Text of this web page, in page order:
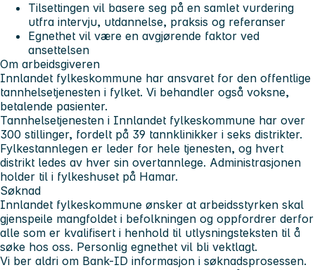
Tilsettingen vil basere seg på en samlet vurdering
utfra intervju, utdannelse, praksis og referanser
Egnethet vil være en avgjørende faktor ved
ansettelsen
Om arbeidsgiveren
Innlandet fylkeskommune har ansvaret for den offentlige
tannhelsetjenesten i fylket. Vi behandler også voksne,
betalende pasienter.
Tannhelsetjenesten i Innlandet fylkeskommune har over
300 stillinger, fordelt på 39 tannklinikker i seks distrikter.
Fylkestannlegen er leder for hele tjenesten, og hvert
distrikt ledes av hver sin overtannlege. Administrasjonen
holder til i fylkeshuset på Hamar.
Søknad
Innlandet fylkeskommune ønsker at arbeidsstyrken skal
gjenspeile mangfoldet i befolkningen og oppfordrer derfor
alle som er kvalifisert i henhold til utlysningsteksten til å
søke hos oss. Personlig egnethet vil bli vektlagt.
Vi ber aldri om Bank-ID informasjon i søknadsprosessen.